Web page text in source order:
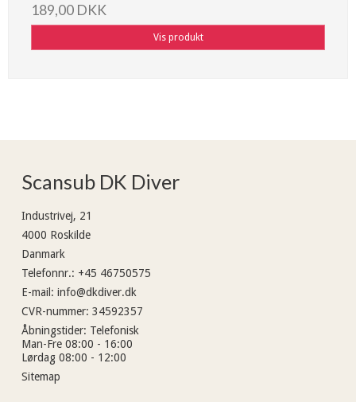
189,00 DKK
Vis produkt
Scansub DK Diver
Industrivej, 21
4000 Roskilde
Danmark
Telefonnr.: +45 46750575
E-mail : info@dkdiver.dk
CVR-nummer: 34592357
Åbningstider: Telefonisk
Man-Fre 08:00 - 16:00
Lørdag 08:00 - 12:00
Sitemap